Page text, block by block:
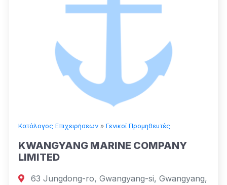
Κατάλογος Επιχειρήσεων » Γενικοί Προμηθευτές
KWANGYANG MARINE COMPANY
LIMITED
63 Jungdong-ro, Gwangyang-si, Gwangyang,